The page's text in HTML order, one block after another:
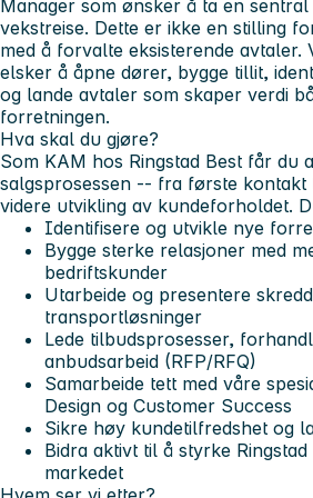
Manager som ønsker å ta en
vekstreise. Dette er ikke en stilling
med å forvalte eksisterende avtaler.
elsker å åpne dører, bygge tillit,
og lande avtaler som skaper verdi
forretningen.
Hva skal du gjøre?
Som KAM hos Ringstad Best får du
salgsprosessen -- fra første kontakt
videre utvikling av kundeforholdet.
Identifisere og utvikle nye
Bygge sterke relasjoner med
bedriftskunder
Utarbeide og presentere
transportløsninger
Lede tilbudsprosesser,
anbudsarbeid (RFP/RFQ)
Samarbeide tett med våre
Design og Customer Success
Sikre høy kundetilfredshet og
Bidra aktivt til å styrke
markedet